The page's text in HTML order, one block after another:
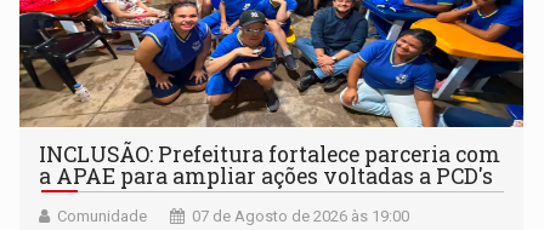
INCLUSÃO: Prefeitura fortalece parceria com
a APAE para ampliar ações voltadas a PCD's
Comunidade 07 de Agosto de 2026 às 19:00